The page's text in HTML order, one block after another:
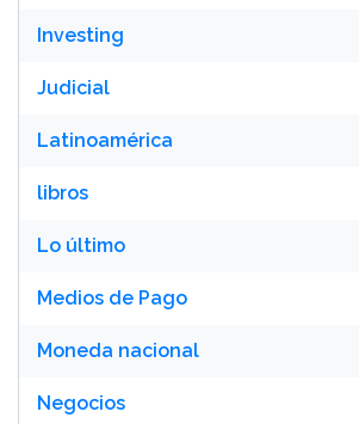
Investing
Judicial
Latinoamérica
libros
Lo último
Medios de Pago
Moneda nacional
Negocios